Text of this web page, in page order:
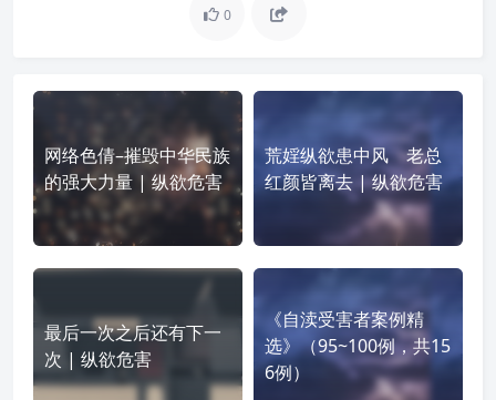
0
网络色倩–摧毁中华民族
的强大力量 | 纵欲危害
荒婬纵欲患中风 老总
红颜皆离去 | 纵欲危害
最后一次之后还有下一
次 | 纵欲危害
《自渎受害者案例精
选》（95~100例，共15
6例）